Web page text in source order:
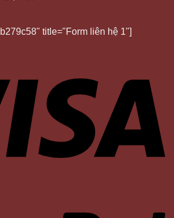
title="Form liên hệ 1"]